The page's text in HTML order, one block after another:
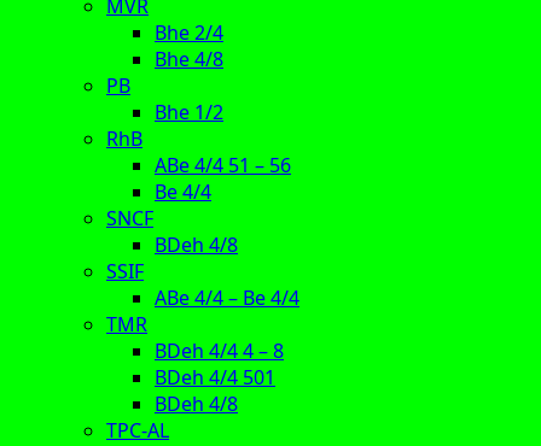
MVR
Bhe 2/4
Bhe 4/8
PB
Bhe 1/2
RhB
ABe 4/4 51 – 56
Be 4/4
SNCF
BDeh 4/8
SSIF
ABe 4/4 – Be 4/4
TMR
BDeh 4/4 4 – 8
BDeh 4/4 501
BDeh 4/8
TPC-AL